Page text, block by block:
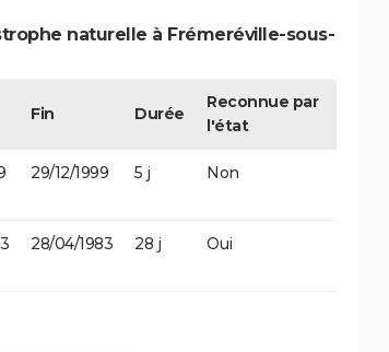
naturelle à Frémeréville-sous-
Fin Durée
Reconnue par
l'état
29/12/1999 5 j Non
28/04/1983 28 j Oui